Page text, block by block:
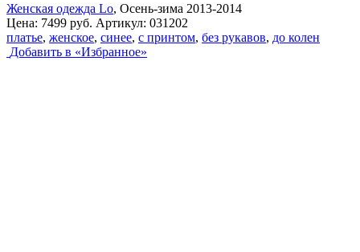
Женская одежда Lo, Осень-зима 2013-2014
Цена: 7499 руб. Артикул: 031202
платье, женское, синее, с принтом, без рукавов, до колен
Добавить в «Избранное»